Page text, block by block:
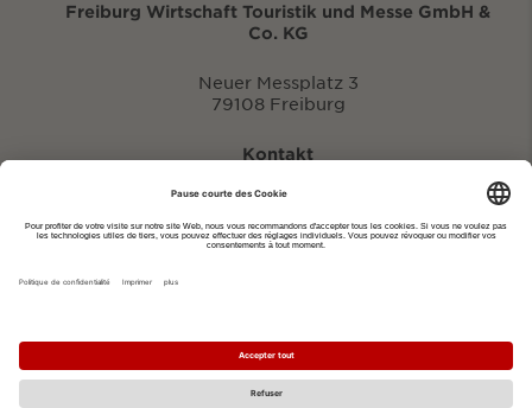
Freiburg Wirtschaft Touristik und Messe GmbH &
Co. KG
Neuer Messplatz 3
79108 Freiburg
Kontakt
eventportal@fwtm.de
Imprimer